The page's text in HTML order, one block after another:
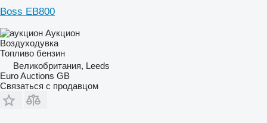
Boss EB800
Аукцион
Воздуходувка
Топливо бензин
Великобритания, Leeds
Euro Auctions GB
Связаться с продавцом